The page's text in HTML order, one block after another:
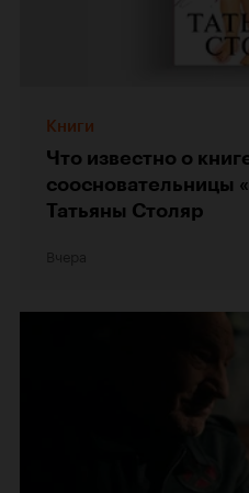
Книги
Что известно о
соосновательницы
Татьяны Столяр